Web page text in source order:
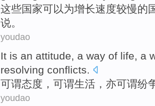
这些国家可以为增长速度较慢的
说。
youdao
It is an attitude, a way of life, a
resolving conflicts.
可谓态度 ，可谓生活 ，亦可谓纷
youdao